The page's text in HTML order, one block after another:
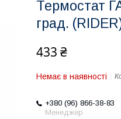
Термостат
град.
433 ₴
Немає в наявності
+380 (96) 866-38-83
Менеджер